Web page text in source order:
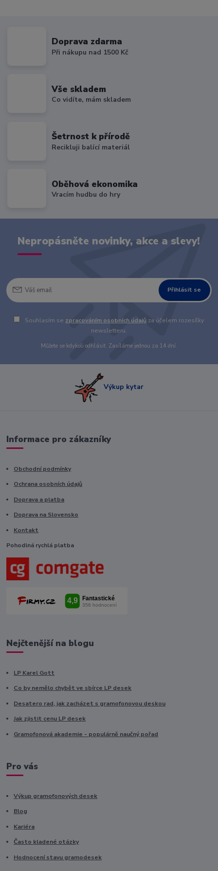
Doprava zdarma
Při nákupu nad 1500 Kč
Vše skladem
Co vidíte, mám skladem
Šetrnost k přírodě
Recikluji balící materiál
Oběhová ekonomika
Vracím hudbu do hry
Nepropásněte novinky, akce a slevy!
Přihlásit se
Souhlasím se zpracováním osobních údajů za účelem rozesílky
newsletteru.
Můžete se kdykoli odhlásit. Zasíláme jednou za 14 dní.
Výkup kytar
Informace pro zákazníky
Obchodní podmínky
Ochrana osobních údajů
Doprava a platba
Doprava na Slovensko
Kontakt
Pohodlná rychlá platba
Nejčtenější na blogu
LP Karel Gott
Co by nemělo chybět ve sbírce LP desek
Desatero rad, jak zacházet s gramofonovou deskou
Jak zjistit cenu LP desek
Gramofonová akademie - populárně naučný pořad
Pro vás
Výkup gramofonových desek
Blog
Kariéra
Často kladené otázky
Hodnocení stavu gramodesek